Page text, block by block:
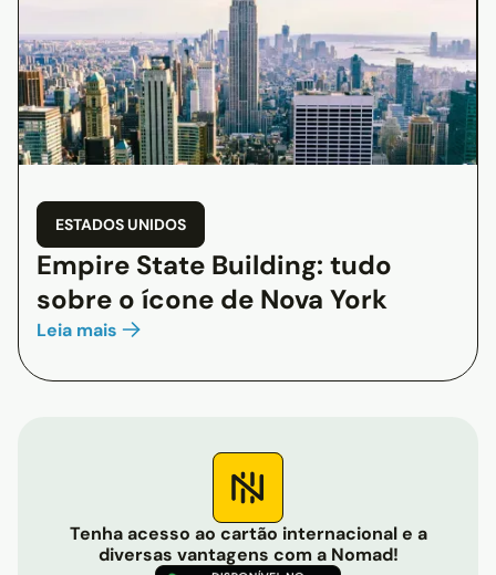
ESTADOS UNIDOS
Empire State Building: tudo
sobre o ícone de Nova York
Leia mais
Tenha acesso ao cartão internacional e a
diversas vantagens com a Nomad!